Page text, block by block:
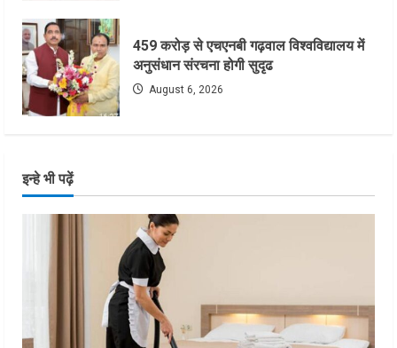
459 करोड़ से एचएनबी गढ़वाल विश्वविद्यालय में
अनुसंधान संरचना होगी सुदृढ
August 6, 2026
इन्हे भी पढ़ें